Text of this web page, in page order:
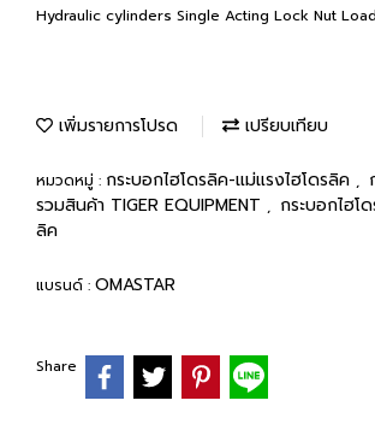
Hydraulic cylinders Single Acting Lock Nut
เพิ่มรายการโปรด เปรียบเทียบ
หมวดหมู่ : กระบอกไฮโดรลิค-แม่แรงไฮโดรลิค ,
รวมสินค้า TIGER EQUIPMENT , กระบอกไฮโ
ลิค
แบรนด์ : OMASTAR
Share